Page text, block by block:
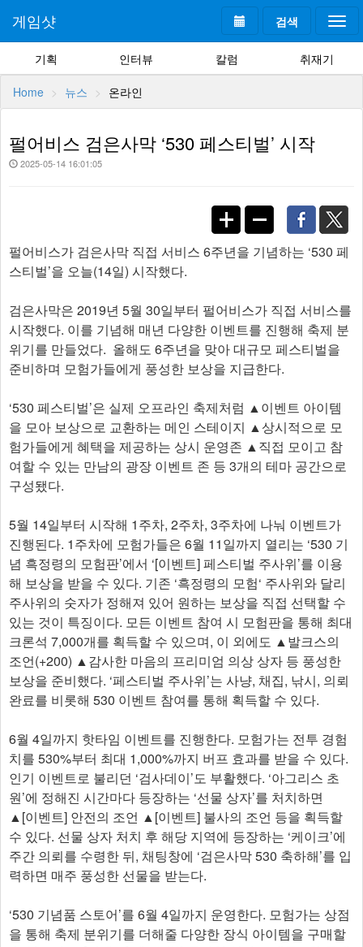
검색
게임샷
기획 인터뷰 칼럼 취재기
Home 뉴스 온라인
펄어비스 검은사막 ‘530 페스티벌’ 시작
2025-05-14 16:01:05
펄어비스가 검은사막 직접 서비스 6주년을 기념하는 ‘530 페
스티벌’을 오늘(14일) 시작했다.
검은사막은 2019년 5월 30일부터 펄어비스가 직접 서비스를
시작했다. 이를 기념해 매년 다양한 이벤트를 진행해 축제 분
위기를 만들었다. 올해도 6주년을 맞아 대규모 페스티벌을
준비하며 모험가들에게 풍성한 보상을 지급한다.
‘530 페스티벌’은 실제 오프라인 축제처럼 ▲이벤트 아이템
을 모아 보상으로 교환하는 메인 스테이지 ▲상시적으로 모
험가들에게 혜택을 제공하는 상시 운영존 ▲직접 모이고 참
여할 수 있는 만남의 광장 이벤트 존 등 3개의 테마 공간으로
구성됐다.
5월 14일부터 시작해 1주차, 2주차, 3주차에 나눠 이벤트가
진행된다. 1주차에 모험가들은 6월 11일까지 열리는 ‘530 기
념 흑정령의 모험판’에서 ‘[이벤트] 페스티벌 주사위’를 이용
해 보상을 받을 수 있다. 기존 ‘흑정령의 모험‘ 주사위와 달리
주사위의 숫자가 정해져 있어 원하는 보상을 직접 선택할 수
있는 것이 특징이다. 모든 이벤트 참여 시 모험판을 통해 최대
크론석 7,000개를 획득할 수 있으며, 이 외에도 ▲발크스의
조언(+200) ▲감사한 마음의 프리미엄 의상 상자 등 풍성한
보상을 준비했다. ‘페스티벌 주사위’는 사냥, 채집, 낚시, 의뢰
완료를 비롯해 530 이벤트 참여를 통해 획득할 수 있다.
6월 4일까지 핫타임 이벤트를 진행한다. 모험가는 전투 경험
치를 530%부터 최대 1,000%까지 버프 효과를 받을 수 있다.
인기 이벤트로 불리던 ‘검사데이’도 부활했다. ‘아그리스 초
원’에 정해진 시간마다 등장하는 ‘선물 상자’를 처치하면
▲[이벤트] 안전의 조언 ▲[이벤트] 불사의 조언 등을 획득할
수 있다. 선물 상자 처치 후 해당 지역에 등장하는 ‘케이크’에
주간 의뢰를 수령한 뒤, 채팅창에 ‘검은사막 530 축하해’를 입
력하면 매주 풍성한 선물을 받는다.
‘530 기념품 스토어’를 6월 4일까지 운영한다. 모험가는 상점
을 통해 축제 분위기를 더해줄 다양한 장식 아이템을 구매할